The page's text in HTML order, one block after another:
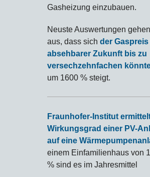
Gasheizung einzubauen.
Neuste Auswertungen
aus, dass sich der Gaspreis
absehbarer Zukunft bis zu
versechzehnfachen
um 1600 % steigt.
Fraunhofer-Institut
Wirkungsgrad einer PV-
auf eine
einem Einfamilienhaus von
% sind es im Jahresmittel